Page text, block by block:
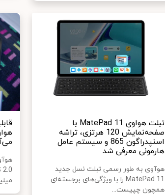
تبلت هواوی MatePad 11 با
صفحه‌نمایش 120 هرتزی، تراشه
اسنپدراگون 865 و سیستم عامل
هارمونی معرفی شد
هوآوی به طور رسمی تبلت نسل جدید
MatePad 11 را با ویژگی‌های برجسته‌ای
همچون چپیست...